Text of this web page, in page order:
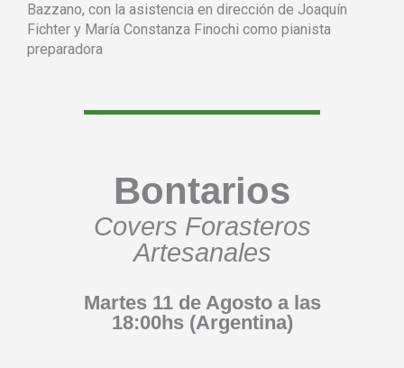
Bazzano, con la asistencia en dirección de Joaquín
Fichter y María Constanza Finochi como pianista
preparadora
Bontarios
Covers Forasteros
Artesanales
Martes 11 de Agosto a las
18:00hs (Argentina)